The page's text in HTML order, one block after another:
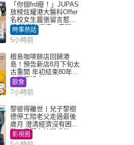
「你個frd廢！」JUPAS
放榜炫耀港大醫科Offer
名校女生囂張留言惹眾
怒 醫學院澄清：宣稱
「40.5分獲錄取」不符事
實｜Juicy叮
時事熱話
5小時前
檀島咖啡餅店回歸港
島！預告新店8月下旬太
古重開 年初結束80年歷
史灣仔總店
飲食
7小時前
黎彼得離世丨兒子黎樹
德停工陪老父走過最後
歲月 澄清經濟沒有困
難：傳聞有誇張成份
影視圈